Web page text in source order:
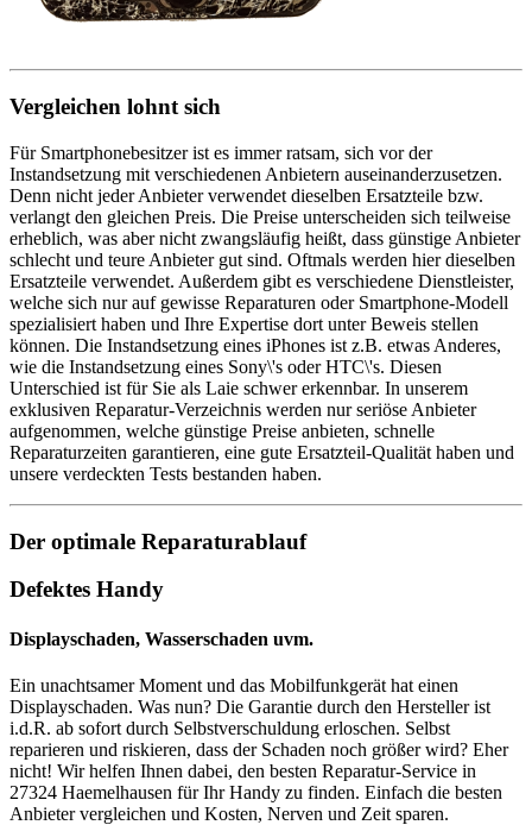
Vergleichen lohnt sich
Für Smartphonebesitzer ist es immer ratsam, sich vor der
Instandsetzung mit verschiedenen Anbietern auseinanderzusetzen.
Denn nicht jeder Anbieter verwendet dieselben Ersatzteile bzw.
verlangt den gleichen Preis. Die Preise unterscheiden sich teilweise
erheblich, was aber nicht zwangsläufig heißt, dass günstige Anbieter
schlecht und teure Anbieter gut sind. Oftmals werden hier dieselben
Ersatzteile verwendet. Außerdem gibt es verschiedene Dienstleister,
welche sich nur auf gewisse Reparaturen oder Smartphone-Modell
spezialisiert haben und Ihre Expertise dort unter Beweis stellen
können. Die Instandsetzung eines iPhones ist z.B. etwas Anderes,
wie die Instandsetzung eines Sony\'s oder HTC\'s. Diesen
Unterschied ist für Sie als Laie schwer erkennbar. In unserem
exklusiven Reparatur-Verzeichnis werden nur seriöse Anbieter
aufgenommen, welche günstige Preise anbieten, schnelle
Reparaturzeiten garantieren, eine gute Ersatzteil-Qualität haben und
unsere verdeckten Tests bestanden haben.
Der optimale Reparaturablauf
Defektes Handy
Displayschaden, Wasserschaden uvm.
Ein unachtsamer Moment und das Mobilfunkgerät hat einen
Displayschaden. Was nun? Die Garantie durch den Hersteller ist
i.d.R. ab sofort durch Selbstverschuldung erloschen. Selbst
reparieren und riskieren, dass der Schaden noch größer wird? Eher
nicht! Wir helfen Ihnen dabei, den besten Reparatur-Service in
27324 Haemelhausen für Ihr Handy zu finden. Einfach die besten
Anbieter vergleichen und Kosten, Nerven und Zeit sparen.